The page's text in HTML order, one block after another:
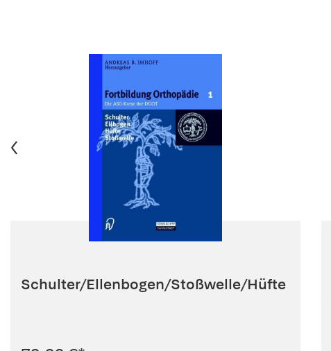
Schulter/Ellenbogen/Stoßwelle/Hüfte